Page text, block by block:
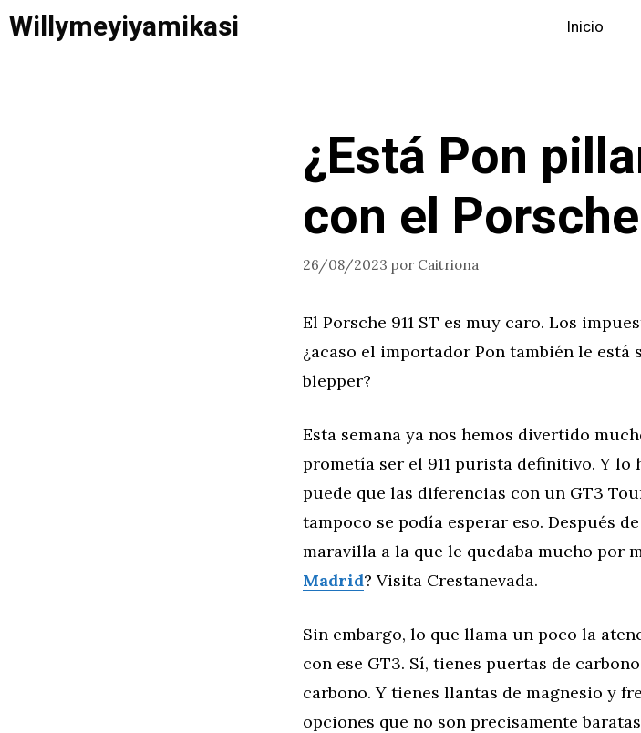
Saltar
Willymeyiyamikasi Inicio
¿Está Pon
con el
26/08/2023 por Caitriona
El Porsche 911 ST es muy caro. Los
¿acaso el importador Pon también le
blepper?
Esta semana ya nos hemos divertido
prometía ser el 911 purista definitivo. Y lo
puede que las diferencias con un GT3
tampoco se podía esperar eso. Después
maravilla a la que le quedaba mucho por
Madrid? Visita Crestanevada.
Sin embargo, lo que llama un poco la
con ese GT3. Sí, tienes puertas de
carbono. Y tienes llantas de magnesio y
opciones que no son precisamente